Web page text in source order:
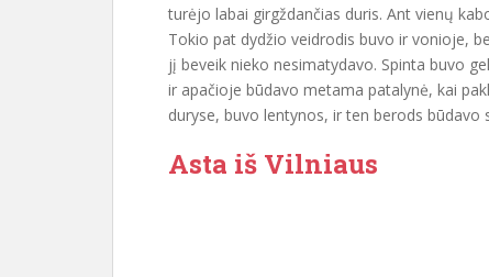
turėjo labai girgždančias duris. Ant vienų
Tokio pat dydžio veidrodis buvo ir vonioje,
jį beveik nieko nesimatydavo. Spinta buvo
ir apačioje būdavo metama patalynė, kai
duryse, buvo lentynos, ir ten berods būdavo
Asta iš Vilniaus